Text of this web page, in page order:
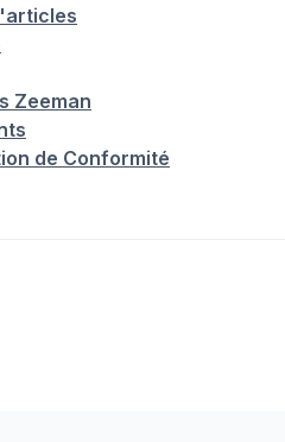
Zeeman
de Conformité